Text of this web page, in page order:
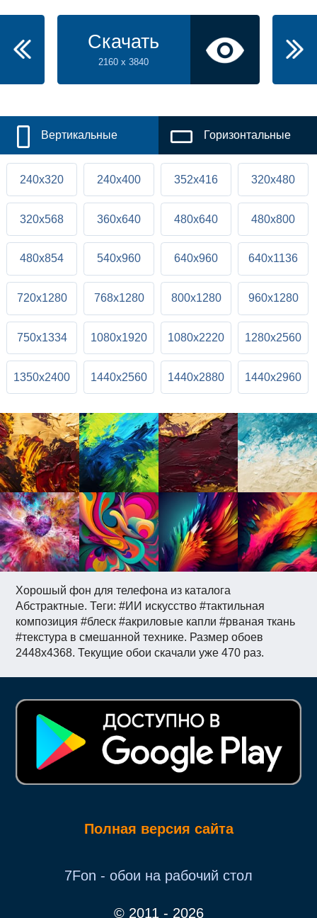
Хорошый фон для телефона из каталога
Абстрактные. Теги: #ИИ искусство #тактильная
композиция #блеск #акриловые капли #рваная ткань
#текстура в смешанной технике. Размер обоев
2448x4368. Текущие обои скачали уже 470 раз.
Скачать
2160 x 3840
Вертикальные Горизонтальные
240x320 240x400 352x416 320x480
320x568 360x640 480x640 480x800
480x854 540x960 640x960 640x1136
720x1280 768x1280 800x1280 960x1280
750x1334 1080x1920 1080x2220 1280x2560
1350x2400 1440x2560 1440x2880 1440x2960
Полная версия сайта
7Fon - обои на рабочий стол
© 2011 - 2026